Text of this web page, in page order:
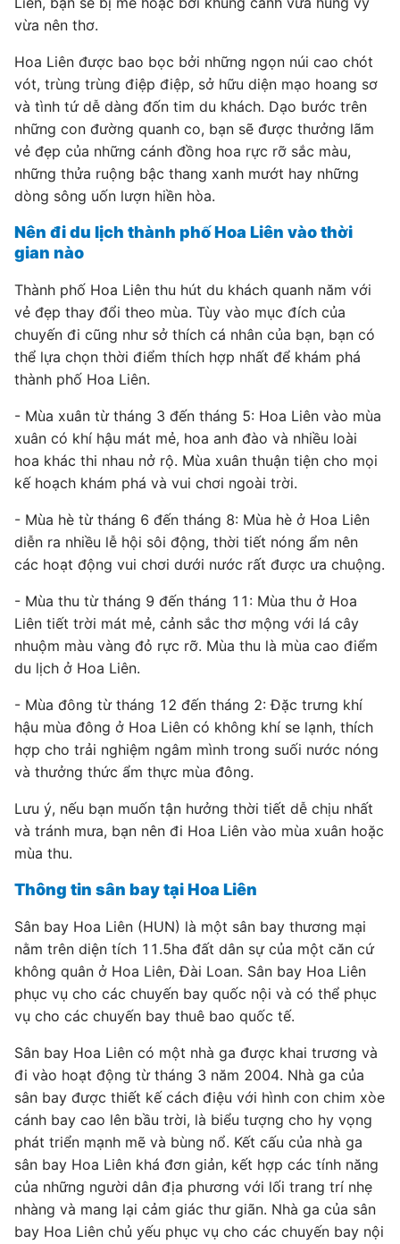
vừa nên thơ.
Hoa Liên được bao bọc bởi những ngọn núi cao chót
vót, trùng trùng điệp điệp, sở hữu diện mạo hoang sơ
và tình tứ dễ dàng đốn tim du khách. Dạo bước trên
những con đường quanh co, bạn sẽ được thưởng lãm
vẻ đẹp của những cánh đồng hoa rực rỡ sắc màu,
những thửa ruộng bậc thang xanh mướt hay những
dòng sông uốn lượn hiền hòa.
Nên đi du lịch thành phố Hoa Liên vào thời
gian nào
Thành phố Hoa Liên thu hút du khách quanh năm với
vẻ đẹp thay đổi theo mùa. Tùy vào mục đích của
chuyến đi cũng như sở thích cá nhân của bạn, bạn có
thể lựa chọn thời điểm thích hợp nhất để khám phá
thành phố Hoa Liên.
- Mùa xuân từ tháng 3 đến tháng 5: Hoa Liên vào mùa
xuân có khí hậu mát mẻ, hoa anh đào và nhiều loài
hoa khác thi nhau nở rộ. Mùa xuân thuận tiện cho mọi
kế hoạch khám phá và vui chơi ngoài trời.
- Mùa hè từ tháng 6 đến tháng 8: Mùa hè ở Hoa Liên
diễn ra nhiều lễ hội sôi động, thời tiết nóng ẩm nên
các hoạt động vui chơi dưới nước rất được ưa chuộng.
- Mùa thu từ tháng 9 đến tháng 11: Mùa thu ở Hoa
Liên tiết trời mát mẻ, cảnh sắc thơ mộng với lá cây
nhuộm màu vàng đỏ rực rỡ. Mùa thu là mùa cao điểm
du lịch ở Hoa Liên.
- Mùa đông từ tháng 12 đến tháng 2: Đặc trưng khí
hậu mùa đông ở Hoa Liên có không khí se lạnh, thích
hợp cho trải nghiệm ngâm mình trong suối nước nóng
và thưởng thức ẩm thực mùa đông.
Lưu ý, nếu bạn muốn tận hưởng thời tiết dễ chịu nhất
và tránh mưa, bạn nên đi Hoa Liên vào mùa xuân hoặc
mùa thu.
Thông tin sân bay tại Hoa Liên
Sân bay Hoa Liên (HUN) là một sân bay thương mại
nằm trên diện tích 11.5ha đất dân sự của một căn cứ
không quân ở Hoa Liên, Đài Loan. Sân bay Hoa Liên
phục vụ cho các chuyến bay quốc nội và có thể phục
vụ cho các chuyến bay thuê bao quốc tế.
Sân bay Hoa Liên có một nhà ga được khai trương và
đi vào hoạt động từ tháng 3 năm 2004. Nhà ga của
sân bay được thiết kế cách điệu với hình con chim xòe
cánh bay cao lên bầu trời, là biểu tượng cho hy vọng
phát triển mạnh mẽ và bùng nổ. Kết cấu của nhà ga
sân bay Hoa Liên khá đơn giản, kết hợp các tính năng
của những người dân địa phương với lối trang trí nhẹ
nhàng và mang lại cảm giác thư giãn. Nhà ga của sân
bay Hoa Liên chủ yếu phục vụ cho các chuyến bay nội